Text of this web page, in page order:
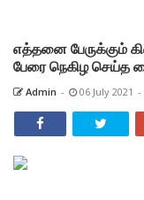
எத்தனை பேருக்கும்
பேரை நெகிழ செய்த
Admin - 06 July 2021 -